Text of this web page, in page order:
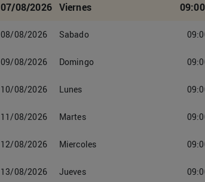
07/08/2026 Viernes
08/08/2026 Sabado
09/08/2026 Domingo
10/08/2026 Lunes
11/08/2026 Martes
12/08/2026 Miercoles
13/08/2026 Jueves